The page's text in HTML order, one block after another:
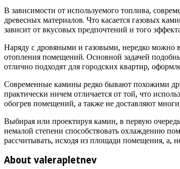
В зависимости от используемого топлива,
древесных материалов. Что касается газовых
зависит от вкусовых предпочтений и того
Наряду с дровяными и газовыми, нередко можно
отопления помещений. Основной задачей
отлично подходят для городских квартир,
Современные камины редко бывают похожими
практически ничем отличается от той, что
обогрев помещений, а также не доставляют
Выбирая или проектируя камин, в первую
немалой степени способствовать охлаждению
рассчитывать, исходя из площади помещения, а,
About valerapletnev